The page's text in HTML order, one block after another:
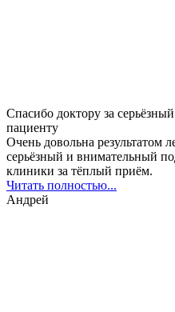
Спасибо доктору за
пациенту
Очень довольна результатом
серьёзный и внимательный
клиники за тёплый приём.
Читать полностью...
Андрей